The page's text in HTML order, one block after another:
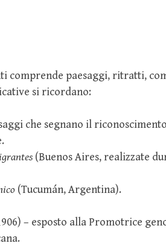
comprende paesaggi, ritratti,
si ricordano:
che segnano il
(Buenos Aires, realizzate
(Tucumán, Argentina).
– esposto alla Promotrice